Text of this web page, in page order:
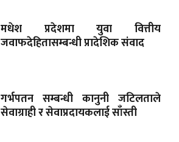
मधेश प्रदेशमा युवा वित्तीय
जवाफदेहितासम्बन्धी प्रादेशिक संवाद
गर्भपतन सम्बन्धी कानुनी जटिलताले
सेवाग्राही र सेवाप्रदायकलाई साँस्ती